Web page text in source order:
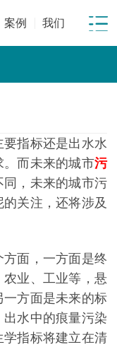
案例 我们
要指标还是出水水
。而未来的城市污
，未来的城市污
关注，还将涉及
面，一方面是终
业、工业等，悬
方面是未来的标
水中的痕量污染
指标将建立在清